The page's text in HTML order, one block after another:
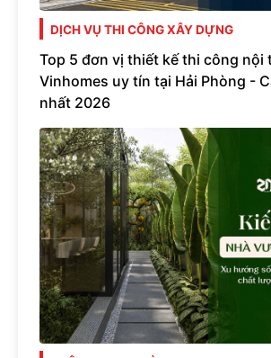
DỊCH VỤ THI CÔNG XÂY DỰNG
Top 5 đơn vị thiết kế thi công nội
Vinhomes uy tín tại Hải Phòng -
nhất 2026